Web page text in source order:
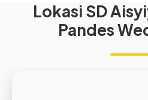
Lokasi SD
Pandes